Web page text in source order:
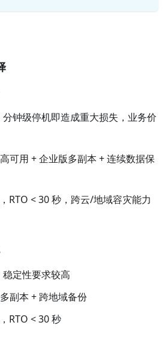
分钟级停机即造成重大损失，业务价
高可用 + 企业版多副本 + 连续数据保
RTO < 30 秒，跨云/地域容灾能力
稳定性要求较高
副本 + 跨地域备份
RTO < 30 秒